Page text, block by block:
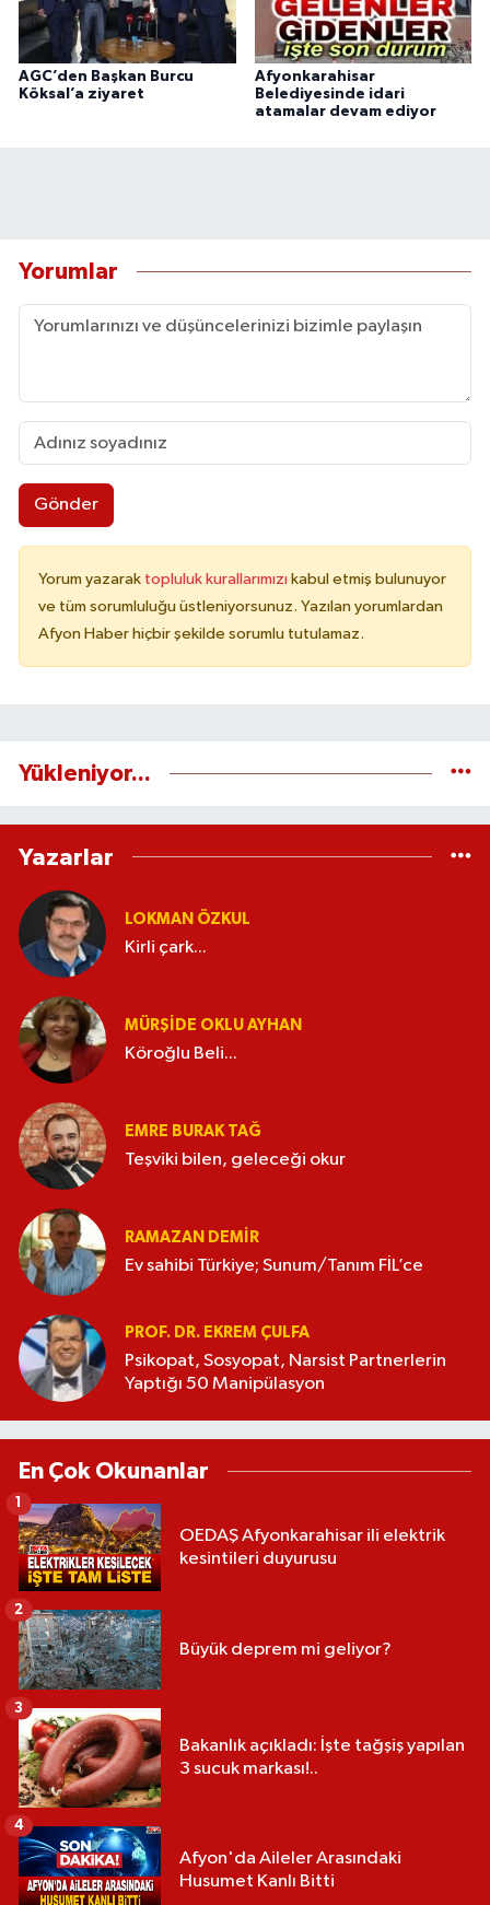
AGC’den Başkan Burcu
Köksal’a ziyaret
Afyonkarahisar
Belediyesinde idari
atamalar devam ediyor
Yorumlar
Gönder
Yorum yazarak topluluk kurallarımızı kabul etmiş bulunuyor
ve tüm sorumluluğu üstleniyorsunuz. Yazılan yorumlardan
Afyon Haber hiçbir şekilde sorumlu tutulamaz.
Yükleniyor...
Yazarlar
LOKMAN ÖZKUL
Kirli çark...
MÜRŞIDE OKLU AYHAN
Köroğlu Beli...
EMRE BURAK TAĞ
Teşviki bilen, geleceği okur
RAMAZAN DEMİR
Ev sahibi Türkiye; Sunum/Tanım FİL’ce
PROF. DR. EKREM ÇULFA
Psikopat, Sosyopat, Narsist Partnerlerin
Yaptığı 50 Manipülasyon
En Çok Okunanlar
OEDAŞ Afyonkarahisar ili elektrik
kesintileri duyurusu
1
Büyük deprem mi geliyor?
2
Bakanlık açıkladı: İşte tağşiş yapılan
3 sucuk markası!..
3
Afyon'da Aileler Arasındaki
Husumet Kanlı Bitti
4